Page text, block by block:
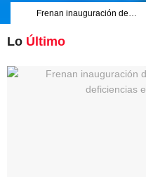
Frenan inauguración de
infraestructura
Lo Último